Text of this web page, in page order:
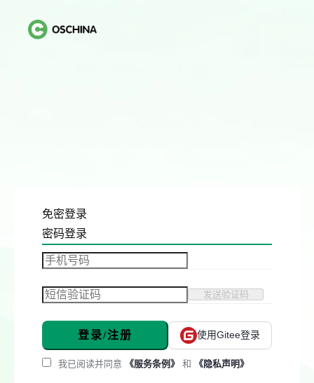
免密登录
密码登录
发送验证码
登录/注册 使用Gitee登录
我已阅读并同意 《服务条例》 和 《隐私声明》